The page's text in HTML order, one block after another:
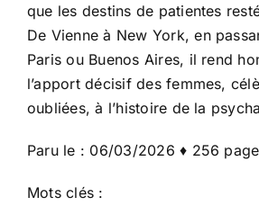
que les destins de patientes
De Vienne à New York, en
Paris ou Buenos Aires, il rend
l’apport décisif des femmes,
oubliées, à l’histoire de la
Paru le : 06/03/2026 ♦ 256
Mots clés :